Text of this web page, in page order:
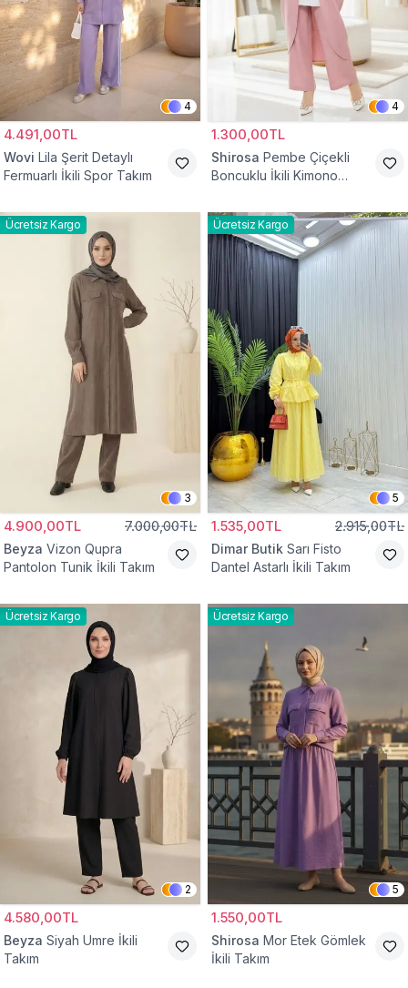
4
4.491,00TL
Wovi Lila Şerit Detaylı
Fermuarlı İkili Spor Takım
4
1.300,00TL
Shirosa Pembe Çiçekli
Boncuklu İkili Kimono
Ücretsiz Kargo
3
4.900,00TL 7.000,00TL
Beyza Vizon Qupra
Pantolon Tunik İkili Takım
Ücretsiz Kargo
5
1.535,00TL 2.915,00TL
Dimar Butik Sarı Fisto
Dantel Astarlı İkili Takım
Ücretsiz Kargo
2
4.580,00TL
Beyza Siyah Umre İkili
Takım
Ücretsiz Kargo
5
1.550,00TL
Shirosa Mor Etek Gömlek
İkili Takım